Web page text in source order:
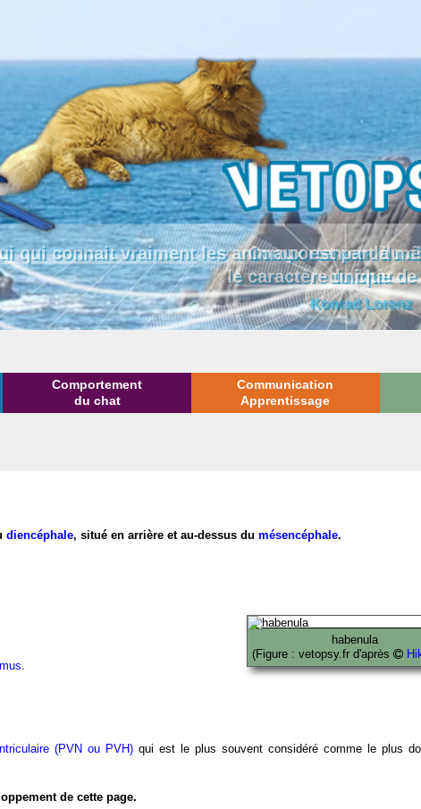
qui connait vraiment les animaux est par là
le caractère unique
Konrad Lorenz
Comportement
du chat
Communication
Apprentissage
diencéphale, situé en arrière et au-dessus dumésencéphale.
habenula
(Figure : vetopsy.fr d'après
.
(PVN ou PVH)qui est le plus souvent considéré comme le plus
de cette page.